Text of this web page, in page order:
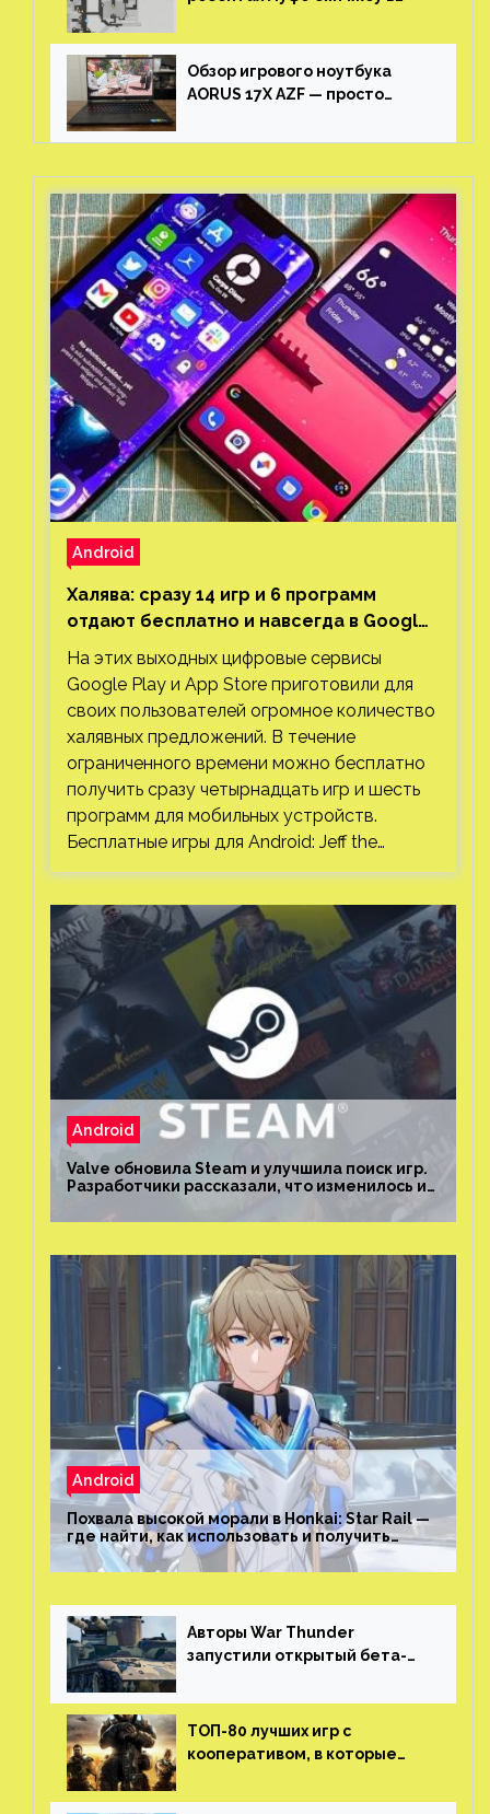
Обзор игрового ноутбука
AORUS 17X AZF — просто
Android
Халява: сразу 14 игр и 6 программ
отдают бесплатно и навсегда в Google
Play и App Store. Есть проект с 1 млн
загрузок
На этих выходных цифровые сервисы
Google Play и App Store приготовили для
своих пользователей огромное количество
халявных предложений. В течение
ограниченного времени можно бесплатно
получить сразу четырнадцать игр и шесть
программ для мобильных устройств.
Бесплатные игры для Android: Jeff the…
Android
Valve обновила Steam и улучшила поиск игр.
Разработчики рассказали, что изменилось и
Android
Похвала высокой морали в Honkai: Star Rail —
где найти, как использовать и получить
скрытые достижения
Авторы War Thunder
запустили открытый бета-
трейлер и скриншоты
ТОП-80 лучших игр с
кооперативом, в которые
(никаких MMO)